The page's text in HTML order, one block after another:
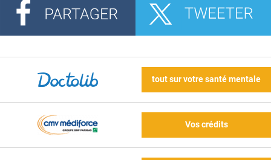
tout sur votre santé mentale
Vos crédits